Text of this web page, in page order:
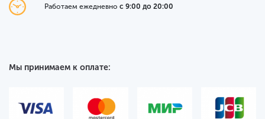
Работаем ежедневно с 9:00 до 20:00
Мы принимаем к оплате: